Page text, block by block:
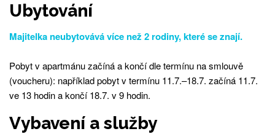
Ubytování
Majitelka neubytovává více než 2 rodiny, které se znají.
Pobyt v apartmánu začíná a končí dle termínu na smlouvě
(voucheru): například pobyt v termínu 11.7.–18.7. začíná 11.7.
ve 13 hodin a končí 18.7. v 9 hodin.
Vybavení a služby